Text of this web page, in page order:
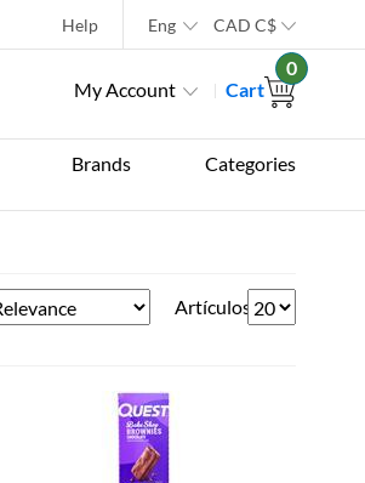
Help Eng CAD C$
My Account Cart
0
Brands Categories
Artículos